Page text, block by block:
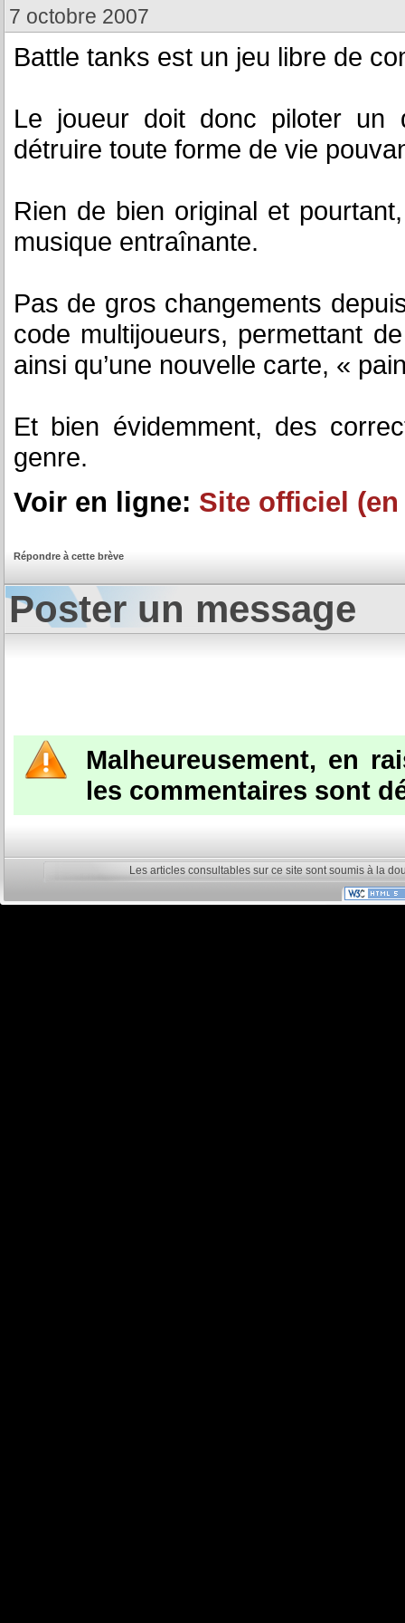
7 octobre 2007
Battle tanks est un jeu libre de
Le joueur doit donc piloter
détruire toute forme de vie
Rien de bien original et
musique entraînante.
Pas de gros changements
code multijoueurs, permettant
ainsi qu’une nouvelle carte, «
Et bien évidemment, des
genre.
Voir en ligne: Site officiel
Répondre à cette brève
Poster un message
Malheureusement, en
les commentaires sont
Les articles consultables sur ce site sont soumis à la